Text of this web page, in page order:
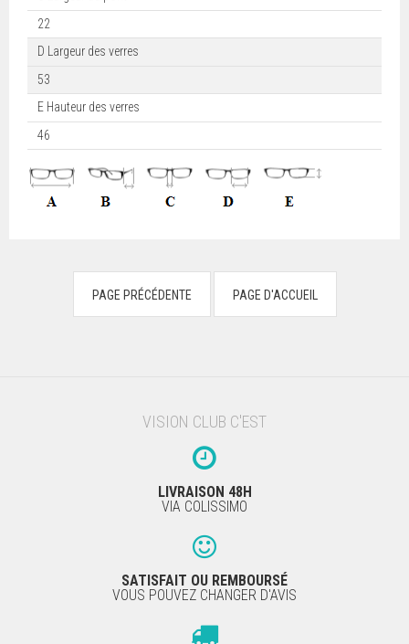
22
D Largeur des verres
53
E Hauteur des verres
46
VISION CLUB C'EST
LIVRAISON 48H
VIA COLISSIMO
SATISFAIT OU REMBOURSÉ
VOUS POUVEZ CHANGER D'AVIS